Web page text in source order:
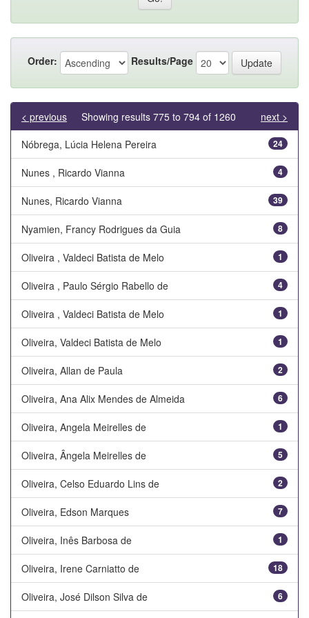
Order: Results/Page
Showing results 775 to 794 of 1260
< previous
next >
Nóbrega, Lúcia Helena Pereira
24
Nunes , Ricardo Vianna 4
Nunes, Ricardo Vianna 39
Nyamien, Francy Rodrigues da Guia 8
Oliveira , Valdeci Batista de Melo 1
Oliveira , Paulo Sérgio Rabello de 4
Oliveira , Valdeci Batista de Melo 1
Oliveira, Valdeci Batista de Melo 1
Oliveira, Allan de Paula 2
Oliveira, Ana Alix Mendes de Almeida 6
Oliveira, Angela Meirelles de 1
Oliveira, Ângela Meirelles de 5
Oliveira, Celso Eduardo Lins de 2
Oliveira, Edson Marques 7
Oliveira, Inês Barbosa de 1
Oliveira, Irene Carniatto de 18
Oliveira, José Dilson Silva de 6